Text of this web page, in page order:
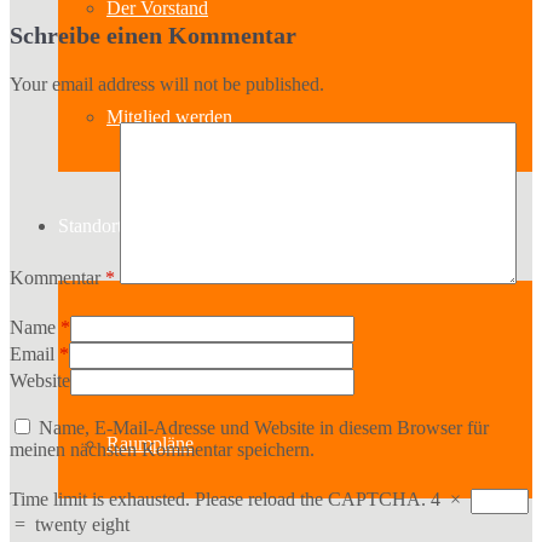
Der Vorstand
Mitglied werden
Standort
Raumpläne
Schreibe einen Kommentar
Your email address will not be published.
Kommentar*
Name *
Email *
Website
Name, E-Mail-Adresse und Website in diesem Browser für
meinen nächsten Kommentar speichern.
Time limit is exhausted. Please reload the CAPTCHA. 4 ×
= twenty eight